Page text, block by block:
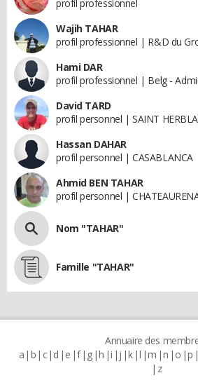
profil professionnel
Wajih TAHAR
profil professionnel | R&D du
Hami DAR
profil professionnel | Belg -
David TARD
profil personnel | SAINT
Hassan DAHAR
profil personnel | CASABLANCA
Ahmid BEN TAHAR
profil personnel |
Nom "TAHAR"
Famille "TAHAR"
Annuaire des
a b c d e f g h i j k l m n o p
z